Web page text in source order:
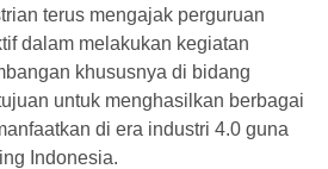
terus mengajak perguruan
dalam melakukan kegiatan
khususnya di bidang
untuk menghasilkan berbagai
di era industri 4.0 guna
Indonesia.